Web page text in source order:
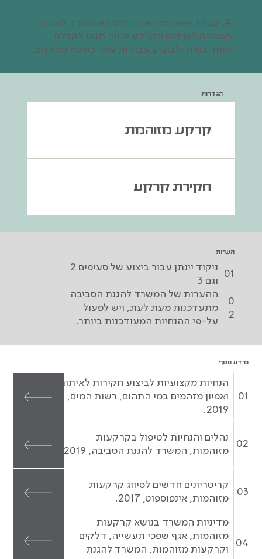
4. קבלת אישור מרשות המים ומהמשרד להגנת
הסביבה לשיקום הקרקע יהווה תנאי לקבלת
היתר בנייה ולביצוע עבודות עפר בשטח המזוהם.
הגדרות
קרקע מזוהמת
חקירת קרקע
הערות
ניקוד יינתן עבור ביצוע של סעיפים 2
וגם 3
01
ההערות של המשרד להגנת הסביבה
מתעדכנות מעת לעת, ויש לפעול
על-פי ההנחיות המעודכנות ביותר.
0
2
מידע נוסף
הנחיות מקצועיות לביצוע חקירות לאיתור
ואפיון מזהמים במי התהום, רשות המים,
2019.
01
נהלים והנחיות לטיפול בקרקעות
מזוהמות, המשרד להגנת הסביבה, 2019.
02
קריטריונים חדשים לסיווג קרקעות
מזוהמות, אינפוספוט, 2017.
03
מדיניות המשרד בנושא קרקעות
מזוהמות, אגף שפכי תעשייה, דלקים
וקרקעות מזוהמות, המשרד להגנת
04